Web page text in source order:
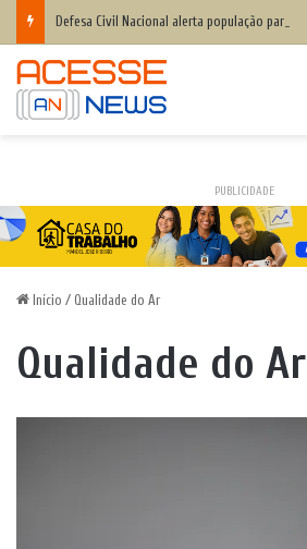
PUBLICIDADE
Início / Qualidade do Ar
Qualidade do Ar